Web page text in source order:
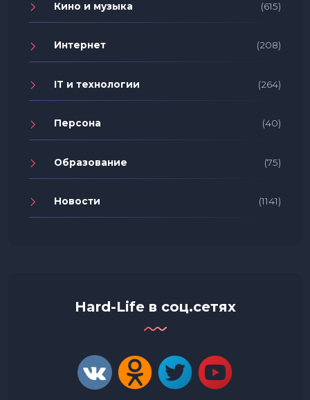
Кино и музыка (615)
Интернет (208)
IT и технологии (264)
Персона (40)
Образование (75)
Новости (1141)
Hard-Life в соц.сетях